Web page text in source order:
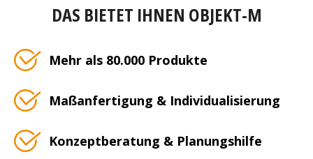
DAS BIETET IHNEN OBJEKT-M
Mehr als 80.000 Produkte
Maßanfertigung & Individualisierung
Konzeptberatung & Planungshilfe